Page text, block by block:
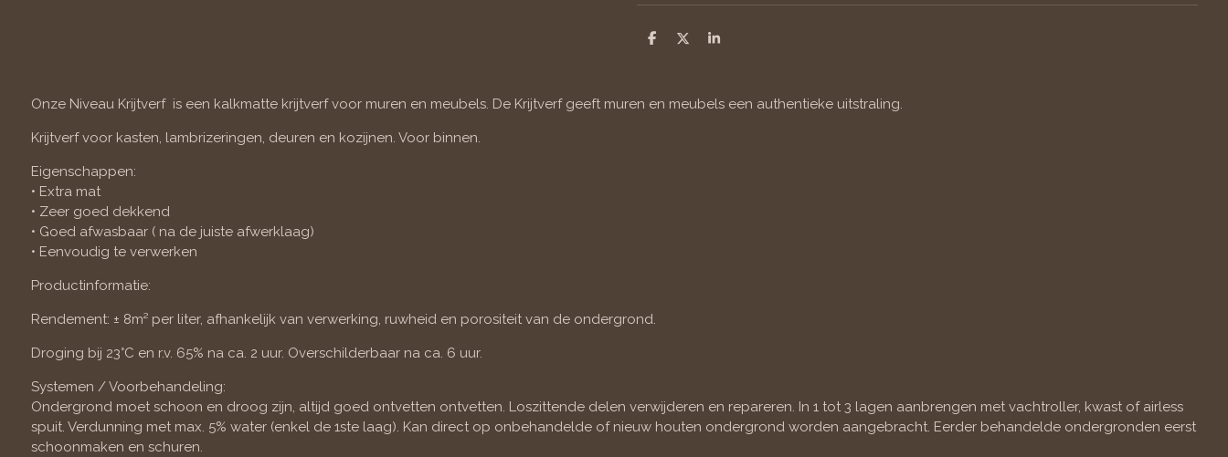
D
D
S
e
Onze Niveau Krijtverf is een kalkmatte krijtverf voor muren en meubels. De Krijtverf geeft muren en meubels een authentieke uitstraling.
Krijtverf voor kasten, lambrizeringen, deuren en kozijnen. Voor binnen.
Eigenschappen:
• Extra mat
• Zeer goed dekkend
• Goed afwasbaar ( na de juiste afwerklaag)
• Eenvoudig te verwerken
Productinformatie:
Rendement: ± 8m² per liter, afhankelijk van verwerking, ruwheid en porositeit van de ondergrond.
Droging bij 23°C en r.v. 65% na ca. 2 uur. Overschilderbaar na ca. 6 uur.
Systemen / Voorbehandeling:
Ondergrond moet schoon en droog zijn, altijd goed ontvetten ontvetten. Loszittende delen verwijderen en repareren. In 1 tot 3 lagen aanbrengen met vachtroller, kwast of airless
spuit. Verdunning met max. 5% water (enkel de 1ste laag). Kan direct op onbehandelde of nieuw houten ondergrond worden aangebracht. Eerder behandelde ondergronden eerst
schoonmaken en schuren.